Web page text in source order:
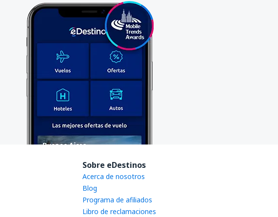
Sobre eDestinos
Acerca de nosotros
Blog
Programa de afiliados
Libro de reclamaciones